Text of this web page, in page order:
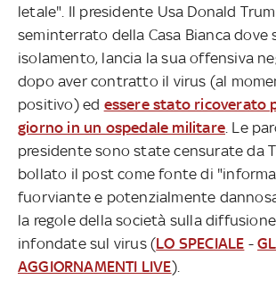
letale". Il presidente Usa Donald
seminterrato della Casa Bianca dove
isolamento, lancia la sua offensiva
dopo aver contratto il virus (al
positivo) ed essere stato ricoverato
giorno in un ospedale militare . Le
presidente sono state censurate da
bollato il post come fonte di
fuorviante e potenzialmente
la regole della società sulla
infondate sul virus (LO SPECIALE -
AGGIORNAMENTI LIVE).